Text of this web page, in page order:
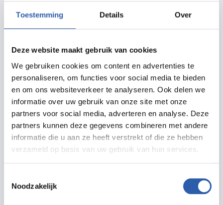
Toestemming Details Over
Deze website maakt gebruik van cookies
We gebruiken cookies om content en advertenties te
personaliseren, om functies voor social media te bieden
en om ons websiteverkeer te analyseren. Ook delen we
informatie over uw gebruik van onze site met onze
partners voor social media, adverteren en analyse. Deze
partners kunnen deze gegevens combineren met andere
informatie die u aan ze heeft verstrekt of die ze hebben
verzameld op basis van uw gebruik van hun services.
Noodzakelijk
spoordijken en hellingen.
teunisbloemen, toortsen, kattenstaarten, wilgenroosje,
distels, St. Janskruid en Jakobskruiskruid en het wit
van veel verschillende soorten schermbloemen.
Augustus: Natuurlijk avontuur
Het is altijd een avontuur om de natuur in te gaan.
Voor wie oog heeft voor de wereld om ons heen vinden
vaak onverwachte ontmoetingen plaats. Opeens oog
een bosuil dat uit een boom ploft, een zeldzame
orchidee, een libelle die moeizaam uit zijn larvenlijf